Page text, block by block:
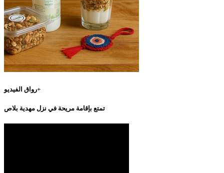
رواق الفيديو+
تمتع بإقامة مريحة في نزل مهدية بلاص